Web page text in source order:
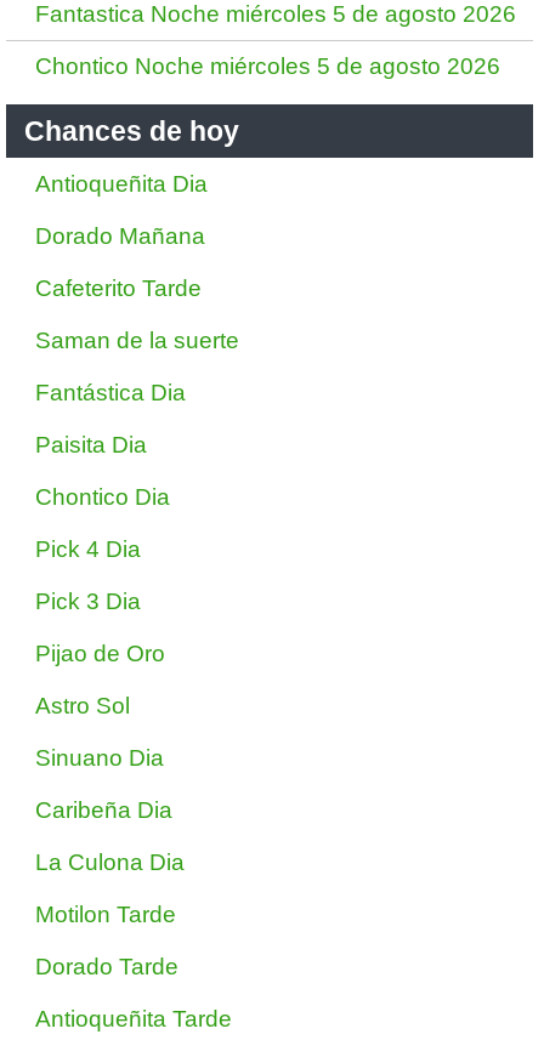
Fantastica Noche miércoles 5 de agosto 2026
Chontico Noche miércoles 5 de agosto 2026
Chances de hoy
Antioqueñita Dia
Dorado Mañana
Cafeterito Tarde
Saman de la suerte
Fantástica Dia
Paisita Dia
Chontico Dia
Pick 4 Dia
Pick 3 Dia
Pijao de Oro
Astro Sol
Sinuano Dia
Caribeña Dia
La Culona Dia
Motilon Tarde
Dorado Tarde
Antioqueñita Tarde